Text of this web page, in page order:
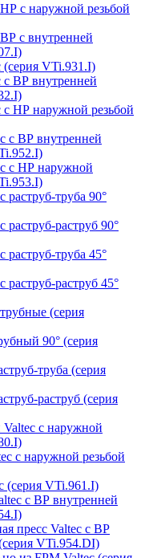
с наружной резьбой
с внутренней
(серия VTi.931.I)
с ВР внутренней
с НР наружной резьбой
с ВР внутренней
с НР наружной
раструб-труба 90°
раструб-раструб 90°
раструб-труба 45°
раструб-раструб 45°
(серия
90° (серия
труба (серия
раструб (серия
с наружной
с наружной резьбой
(серия VTi.961.I)
с ВР внутренней
пресс Valtec с ВР
VTi.954.DI)